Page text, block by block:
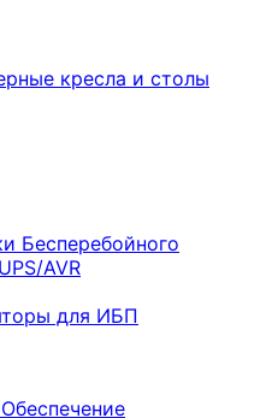
кресла и столы
Бесперебойного
AVR
для ИБП